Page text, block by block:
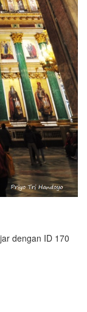
dengan ID 170